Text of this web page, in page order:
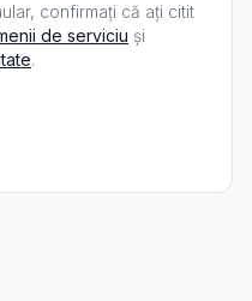
confirmați că ați citit
de serviciu și
.